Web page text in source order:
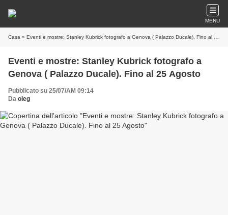
MENU
Casa » Eventi e mostre: Stanley Kubrick fotografo a Genova ( Palazzo Ducale). Fino al 25 Agosto
Eventi e mostre: Stanley Kubrick fotografo a
Genova ( Palazzo Ducale). Fino al 25 Agosto
Pubblicato su 25/07/AM 09:14
Da oleg